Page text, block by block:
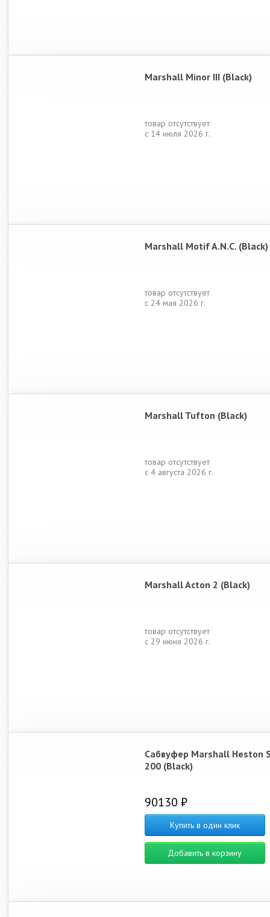
Marshall Minor III (Black)
товар отсутствует
с 14 июля 2026 г.
Marshall Motif A.N.C. (Black)
товар отсутствует
с 24 мая 2026 г.
Marshall Tufton (Black)
товар отсутствует
с 4 августа 2026 г.
Marshall Acton 2 (Black)
товар отсутствует
с 29 июня 2026 г.
Сабвуфер Marshall Heston
200 (Black)
90130 ₽
Купить в один клик
Добавить в корзину